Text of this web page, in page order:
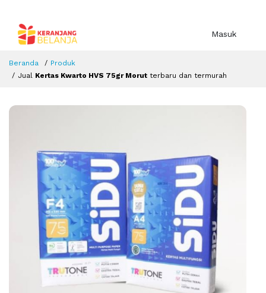
Masuk
Beranda
Produk
Jual Kertas Kwarto HVS 75gr Morut terbaru dan termurah